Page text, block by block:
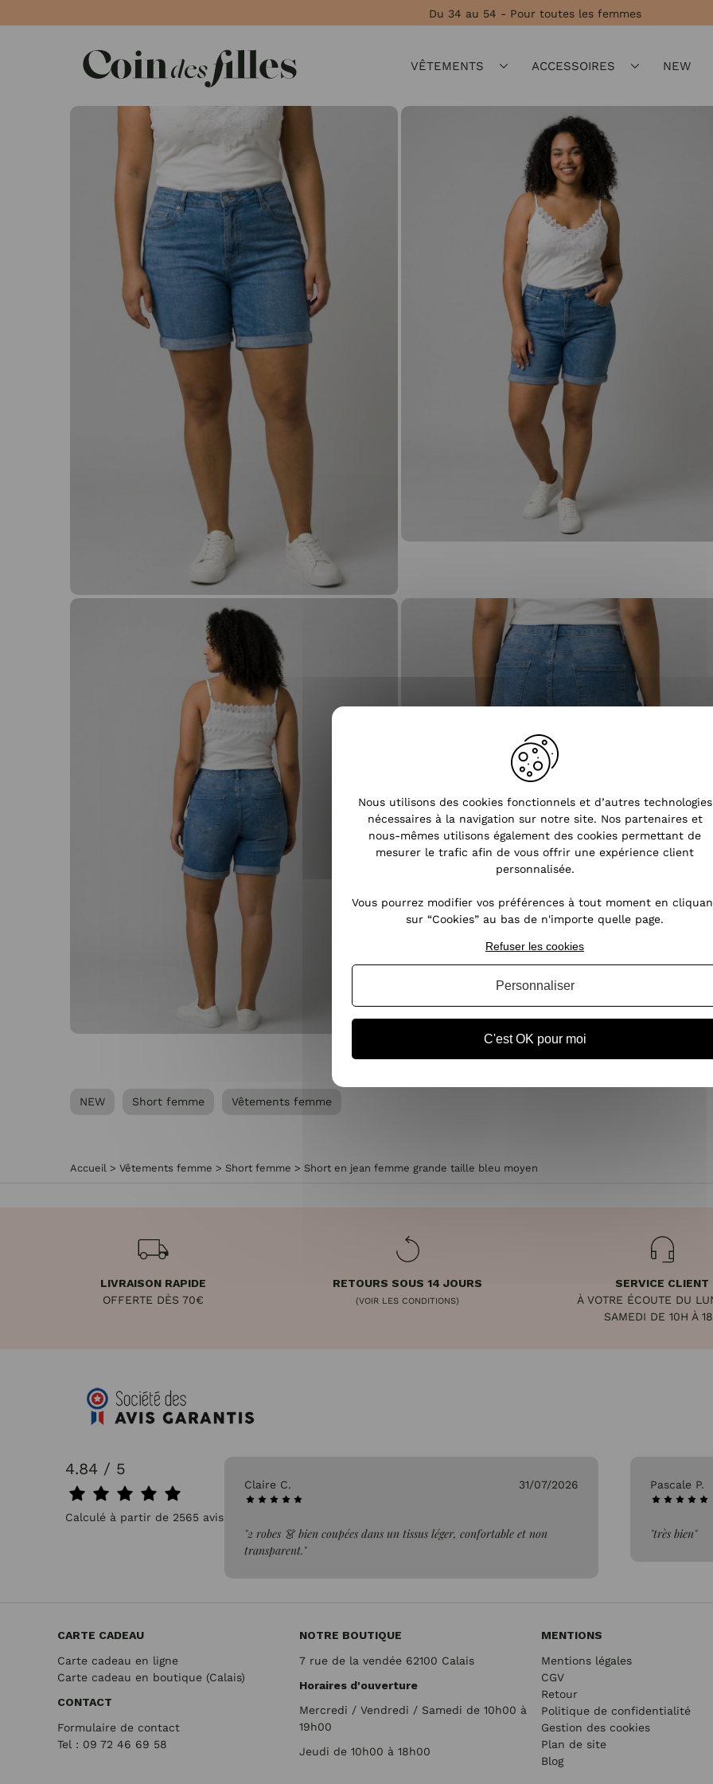
Du 34 au 54 - Pour toutes les femmes
VÊTEMENTS ACCESSOIRES NEW
NEW Short femme Vêtements femme
Accueil > Vêtements femme > Short femme > Short en jean femme grande taille bleu moyen
LIVRAISON RAPIDE
OFFERTE DÈS 70€
RETOURS SOUS 14 JOURS
(VOIR LES CONDITIONS)
SERVICE CLIENT
À VOTRE ÉCOUTE DU
SAMEDI DE 10H À
4.84 / 5
Calculé à partir de 2565 avis.
31/07/2026 Claire C. 31/07/2026
"2 robes 👗 bien coupées dans un tissus léger, confortable et non
transparent."
Pascale P.
"très bien"
CARTE CADEAU
Carte cadeau en ligne
Carte cadeau en boutique (Calais)
CONTACT
Formulaire de contact
Tel : 09 72 46 69 58
NOTRE BOUTIQUE
7 rue de la vendée 62100 Calais
Horaires d'ouverture
Mercredi / Vendredi / Samedi de 10h00 à
19h00
Jeudi de 10h00 à 18h00
MENTIONS
Mentions légales
CGV
Retour
Politique de confidentialité
Gestion des cookies
Plan de site
Blog
Nous utilisons des cookies fonctionnels et d’autres technologies
nécessaires à la navigation sur notre site. Nos partenaires et
nous-mêmes utilisons également des cookies permettant de
mesurer le trafic afin de vous offrir une expérience client
personnalisée.
Vous pourrez modifier vos préférences à tout moment en
sur “Cookies” au bas de n'importe quelle page.
C'est OK pour moi
Refuser les cookies
Personnaliser